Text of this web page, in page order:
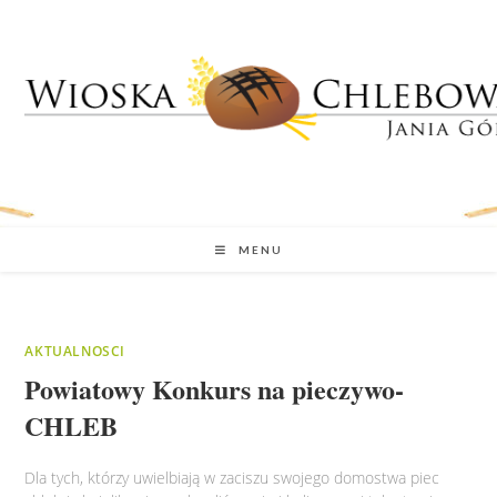
MENU
AKTUALNOSCI
Powiatowy Konkurs na pieczywo-
CHLEB
Dla tych, którzy uwielbiają w zaciszu swojego domostwa piec